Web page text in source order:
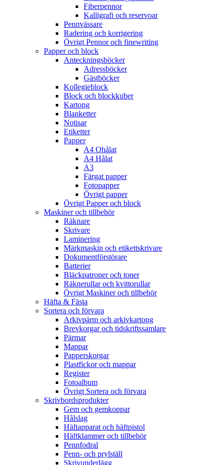
Fiberpennor
Kalligrafi och reservoar
Pennvässare
Radering och korrigering
Övrigt Pennor och finewriting
Papper och block
Anteckningsböcker
Adressböcker
Gästböcker
Kollegieblock
Block och blockkuber
Kartong
Blanketter
Notisar
Etiketter
Papper
A4 Ohålat
A4 Hålat
A3
Färgat papper
Fotopapper
Övrigt papper
Övrigt Papper och block
Maskiner och tillbehör
Räknare
Skrivare
Laminering
Märkmaskin och etikettskrivare
Dokumentförstörare
Batterier
Bläckpatroner och toner
Räknerullar och kvittorullar
Övrigt Maskiner och tillbehör
Häfta & Fästa
Sortera och förvara
Arkivpärm och arkivkartong
Brevkorgar och tidskriftssamlare
Pärmar
Mappar
Papperskorgar
Plastfickor och mappar
Register
Fotoalbum
Övrigt Sortera och förvara
Skrivbordsprodukter
Gem och gemkoppar
Hålslag
Häftapparat och häftpistol
Häftklammer och tillbehör
Pennfodral
Penn- och prylställ
Skrivunderlägg